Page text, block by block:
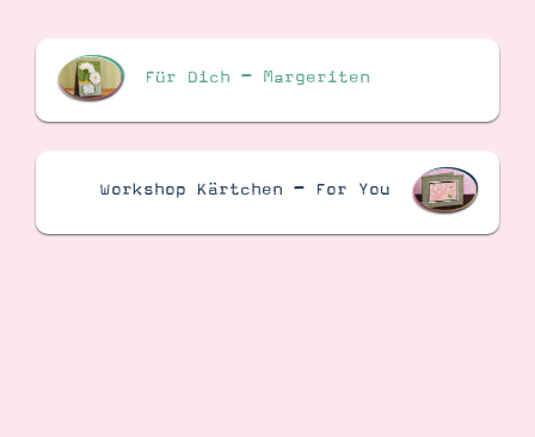
Für Dich – Margeriten
Workshop Kärtchen – For You